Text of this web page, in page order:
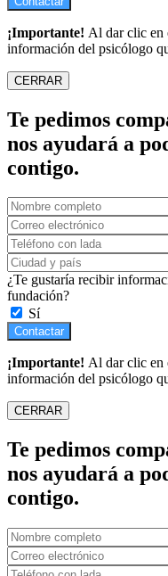
¡Importante! Al dar clic en
información del psicólogo
CERRAR
Te pedimos
nos ayudará a
contigo.
¿Te gustaría recibir
fundación?
Sí
Contactar
¡Importante! Al dar clic en
información del psicólogo
CERRAR
Te pedimos
nos ayudará a
contigo.